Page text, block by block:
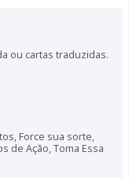
ou cartas traduzidas.
, Force sua sorte,
de Ação,Toma Essa